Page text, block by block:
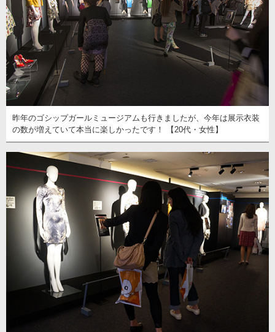
昨年のゴシップガールミュージアムも行きましたが、今年は展示衣装
の数が増えていて本当に楽しかったです！ 【20代・女性】